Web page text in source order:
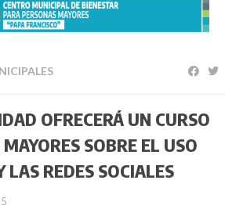
OFRECERÁ UN CURSO
SOBRE EL USO
LAS REDES SOCIALES